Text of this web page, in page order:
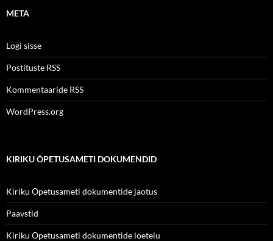
META
Logi sisse
Postituste RSS
Kommentaaride RSS
WordPress.org
KIRIKU ÕPETUSAMETI DOKUMENDID
Kiriku Õpetusameti dokumentide jaotus
Paavstid
Kiriku Õpetusameti dokumentide loetelu